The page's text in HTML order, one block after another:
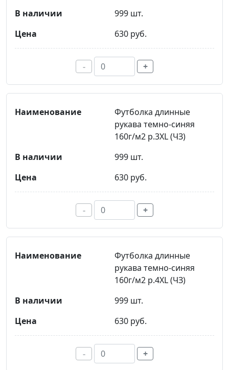
999 шт.
630 руб.
- +
Футболка длинные
рукава темно-синяя
160г/м2 р.3XL (ЧЗ)
999 шт.
630 руб.
- +
Футболка длинные
рукава темно-синяя
160г/м2 р.4XL (ЧЗ)
999 шт.
630 руб.
- +